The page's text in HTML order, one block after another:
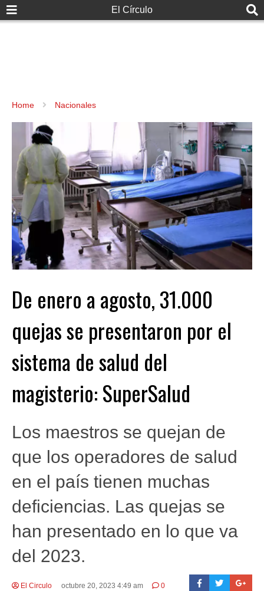
El Círculo
Home Nacionales
De enero a agosto, 31.000
quejas se presentaron por el
sistema de salud del
magisterio: SuperSalud
Los maestros se quejan de
que los operadores de salud
en el país tienen muchas
deficiencias. Las quejas se
han presentado en lo que va
del 2023.
El Circulo octubre 20, 2023 4:49 am 0